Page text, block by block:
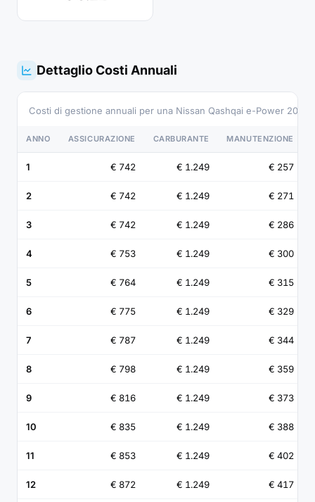
Dettaglio Costi Annuali
Costi di gestione annuali per una Nissan Qashqai e-Power 205
ANNO ASSICURAZIONE CARBURANTE MANUTENZIONE
1 € 742 € 1.249 € 257
2 € 742 € 1.249 € 271
3 € 742 € 1.249 € 286
4 € 753 € 1.249 € 300
5 € 764 € 1.249 € 315
6 € 775 € 1.249 € 329
7 € 787 € 1.249 € 344
8 € 798 € 1.249 € 359
9 € 816 € 1.249 € 373
10 € 835 € 1.249 € 388
11 € 853 € 1.249 € 402
12 € 872 € 1.249 € 417